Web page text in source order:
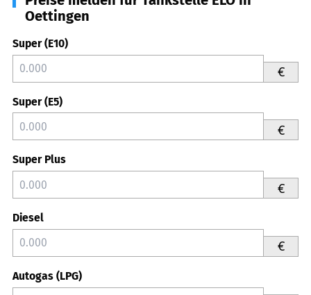
Oettingen
Super (E10)
€
Super (E5)
€
Super Plus
€
Diesel
€
Autogas (LPG)